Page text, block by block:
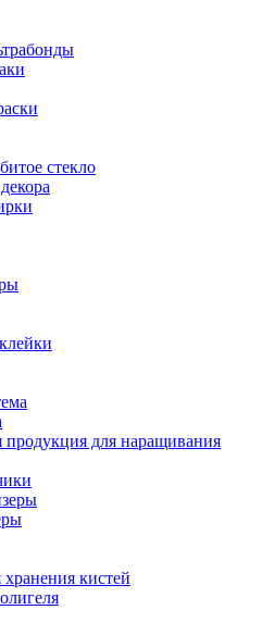
стекло
для наращивания
кистей